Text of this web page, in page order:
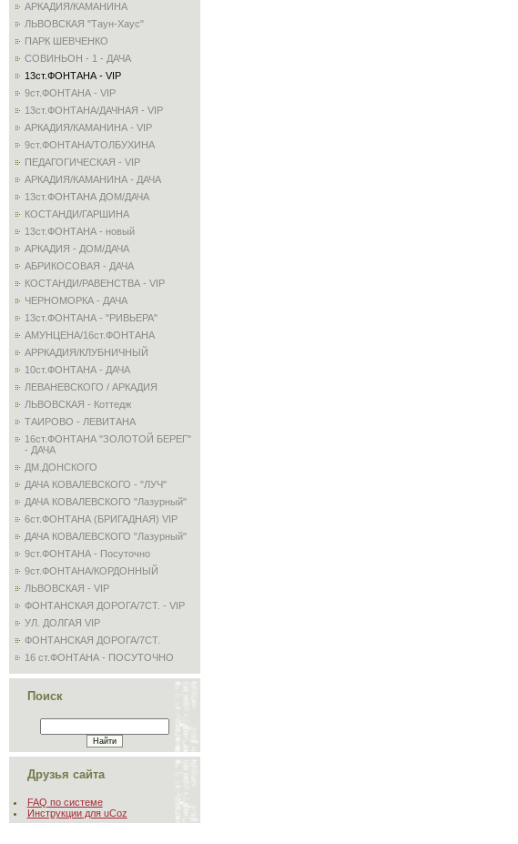
АРКАДИЯ/КАМАНИНА
ЛЬВОВСКАЯ "Таун-Хаус"
ПАРК ШЕВЧЕНКО
СОВИНЬОН - 1 - ДАЧА
13ст.ФОНТАНА - VIP
9ст.ФОНТАНА - VIP
13ст.ФОНТАНА/ДАЧНАЯ - VIP
АРКАДИЯ/КАМАНИНА - VIP
9ст.ФОНТАНА/ТОЛБУХИНА
ПЕДАГОГИЧЕСКАЯ - VIP
АРКАДИЯ/КАМАНИНА - ДАЧА
13ст.ФОНТАНА ДОМ/ДАЧА
КОСТАНДИ/ГАРШИНА
13ст.ФОНТАНА - новый
АРКАДИЯ - ДОМ/ДАЧА
АБРИКОСОВАЯ - ДАЧА
КОСТАНДИ/РАВЕНСТВА - VIP
ЧЕРНОМОРКА - ДАЧА
13ст.ФОНТАНА - "РИВЬЕРА"
АМУНЦЕНА/16ст.ФОНТАНА
АРРКАДИЯ/КЛУБНИЧНЫЙ
10ст.ФОНТАНА - ДАЧА
ЛЕВАНЕВСКОГО / АРКАДИЯ
ЛЬВОВСКАЯ - Коттедж
ТАИРОВО - ЛЕВИТАНА
16ст.ФОНТАНА "ЗОЛОТОЙ БЕРЕГ"
- ДАЧА
ДМ.ДОНСКОГО
ДАЧА КОВАЛЕВСКОГО - "ЛУЧ"
ДАЧА КОВАЛЕВСКОГО "Лазурный"
6ст.ФОНТАНА (БРИГАДНАЯ) VIP
ДАЧА КОВАЛЕВСКОГО "Лазурный"
9ст.ФОНТАНА - Посуточно
9ст.ФОНТАНА/КОРДОННЫЙ
ЛЬВОВСКАЯ - VIP
ФОНТАНСКАЯ ДОРОГА/7СТ. - VIP
УЛ. ДОЛГАЯ VIP
ФОНТАНСКАЯ ДОРОГА/7СТ.
16 ст.ФОНТАНА - ПОСУТОЧНО
Поиск
Друзья сайта
FAQ по системе
Инструкции для uCoz